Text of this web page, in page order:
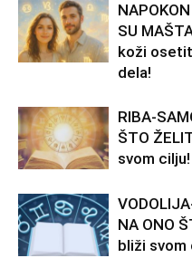
SU
koži
dela!
RIBA-
ŠTO
svom cilju!
NA ONO
bliži svom